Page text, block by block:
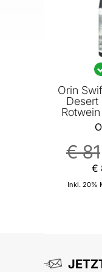
Orin
€ 81
Inkl. 20%
€